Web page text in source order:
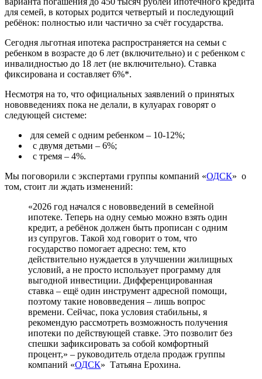
для семей, в которых родится четвертый и последующий
ребёнок: полностью или частично за счёт государства.
Сегодня льготная ипотека распространяется на семьи с
ребенком в возрасте до 6 лет (включительно) и с ребенком с
инвалидностью до 18 лет (не включительно). Ставка
фиксирована и составляет 6%*.
Несмотря на то, что официальных заявлений о принятых
нововведениях пока не делали, в кулуарах говорят о
следующей системе:
для семей с одним ребенком – 10-12%;
с двумя детьми – 6%;
с тремя – 4%.
Мы поговорили с экспертами группы компаний «ОДСК» о
том, стоит ли ждать изменений:
«2026 год начался с нововведений в семейной
ипотеке. Теперь на одну семью можно взять один
кредит, а ребёнок должен быть прописан с одним
из супругов. Такой ход говорит о том, что
государство помогает адресно: тем, кто
действительно нуждается в улучшении жилищных
условий, а не просто использует программу для
выгодной инвестиции. Дифференцированная
ставка – ещё один инструмент адресной помощи,
поэтому такие нововведения – лишь вопрос
времени. Сейчас, пока условия стабильны, я
рекомендую рассмотреть возможность получения
ипотеки по действующей ставке. Это позволит без
спешки зафиксировать за собой комфортный
процент,» – руководитель отдела продаж группы
компаний «ОДСК» Татьяна Ерохина.